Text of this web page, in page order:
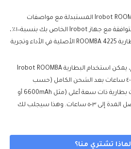
تتوافق البطارية Irobot ROOMBA 4225 المستبدلة مع مواصفات
الشركة المصنعة الأصلية ومتوافقة مع جهاز Irobot الخاص بك بنسبة١٠٠٪،
ويمكن أن تنافس أو تتجاوز بطارية ROOMBA 4225 الأصلية في الأداء وتجرية
من حيث وقت الإستخدام، يمكن استخدام البطارية Irobot ROOMBA
4225 المستبدلة هذه لمدة ٣-٤ ساعات بعد الشحن الكامل (حسب
الإستخدام الفعلي). وإذا اخترت بطارية ذات سعة أعلى (مثل 6600mAh أو
8800mAh والخ)، يمكن أن تصل المدة إلى ٣-٥ ساعات. وهذا سيجلب لك
لماذا تشتري منا؟